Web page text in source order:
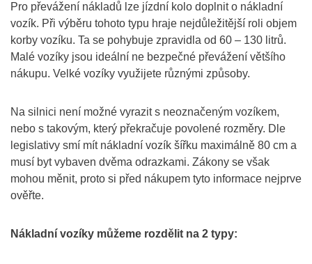
Pro převážení nákladů lze jízdní kolo doplnit o nákladní
vozík. Při výběru tohoto typu hraje nejdůležitější roli objem
korby vozíku. Ta se pohybuje zpravidla od 60 – 130 litrů.
Malé vozíky jsou ideální ne bezpečné převážení většího
nákupu. Velké vozíky využijete různými způsoby.
Na silnici není možné vyrazit s neoznačeným vozíkem,
nebo s takovým, který překračuje povolené rozměry. Dle
legislativy smí mít nákladní vozík šířku maximálně 80 cm a
musí byt vybaven dvěma odrazkami. Zákony se však
mohou měnit, proto si před nákupem tyto informace nejprve
ověřte.
Nákladní vozíky můžeme rozdělit na 2 typy: